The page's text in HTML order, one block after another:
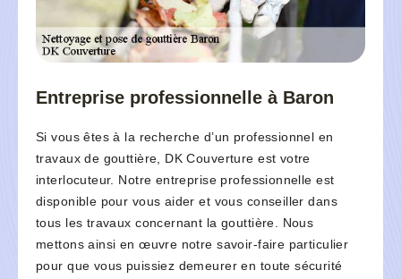
Entreprise professionnelle à Baron
Si vous êtes à la recherche d’un professionnel en
travaux de gouttière, DK Couverture est votre
interlocuteur. Notre entreprise professionnelle est
disponible pour vous aider et vous conseiller dans
tous les travaux concernant la gouttière. Nous
mettons ainsi en œuvre notre savoir-faire particulier
pour que vous puissiez demeurer en toute sécurité